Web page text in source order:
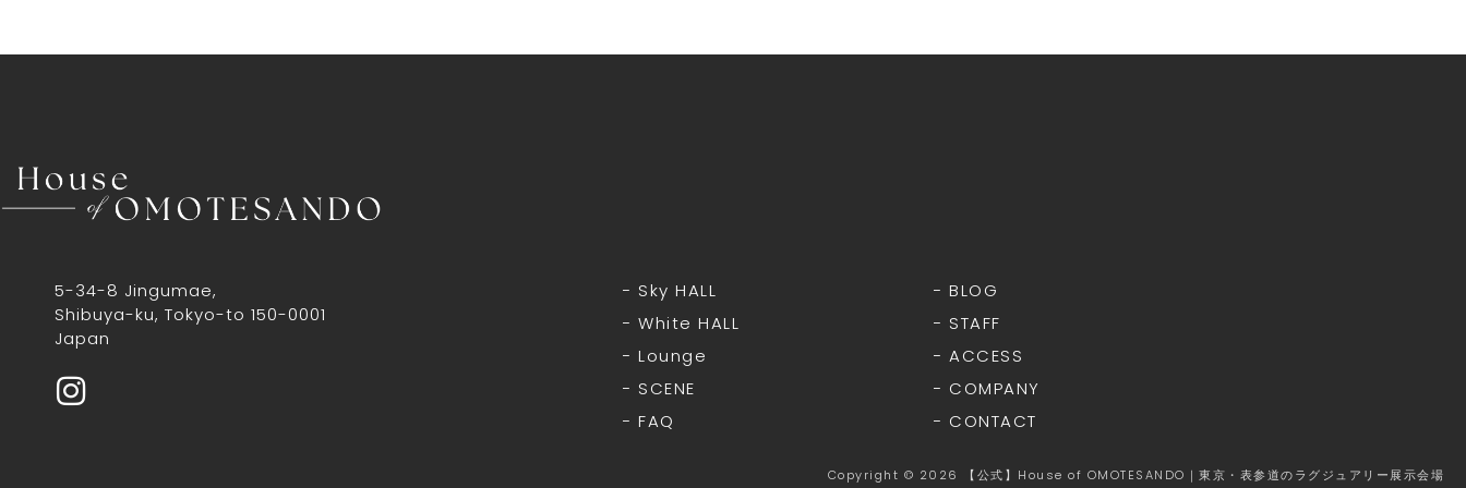
Copyright © 2026 【公式】House of OMOTESANDO｜東京・表参道のラグジュアリー展示会場
5-34-8 Jingumae,
Shibuya-ku, Tokyo-to 150-0001
Japan
I
n
− Sky HALL
− White HALL
− Lounge
− SCENE
− FAQ
− BLOG
− STAFF
− ACCESS
− COMPANY
− CONTACT